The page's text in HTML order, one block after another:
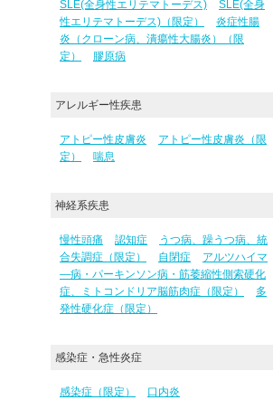
SLE(全身性エリテマトーデス)
SLE(全身
性エリテマトーデス)（限定）
炎症性腸
炎（クローン病、潰瘍性大腸炎）（限
定）
膠原病
アレルギー性疾患
アトピー性皮膚炎
アトピー性皮膚炎（限
定）
喘息
神経系疾患
慢性頭痛 認知症
うつ病、躁うつ病、統
合失調症（限定）
自閉症
アルツハイマ
―病・パーキンソン病・筋萎縮性側索硬化
症、ミトコンドリア脳筋肉症（限定）
多
発性硬化症（限定）
感染症・急性炎症
感染症（限定） 口内炎